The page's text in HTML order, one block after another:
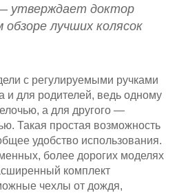
утверждает доктор
лучших колясок
с регулируемыми ручками
и для родителей, ведь одному
а для другого —
Такая простая возможность
удобство использования.
более дорогих моделях
комплект
чехлы от дождя,